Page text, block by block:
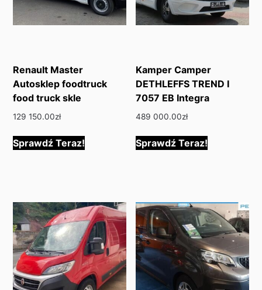
Renault Master
Autosklep foodtruck
food truck skle
129 150.00zł
Sprawdź Teraz!
Kamper Camper
DETHLEFFS TREND I
7057 EB Integra
489 000.00zł
Sprawdź Teraz!